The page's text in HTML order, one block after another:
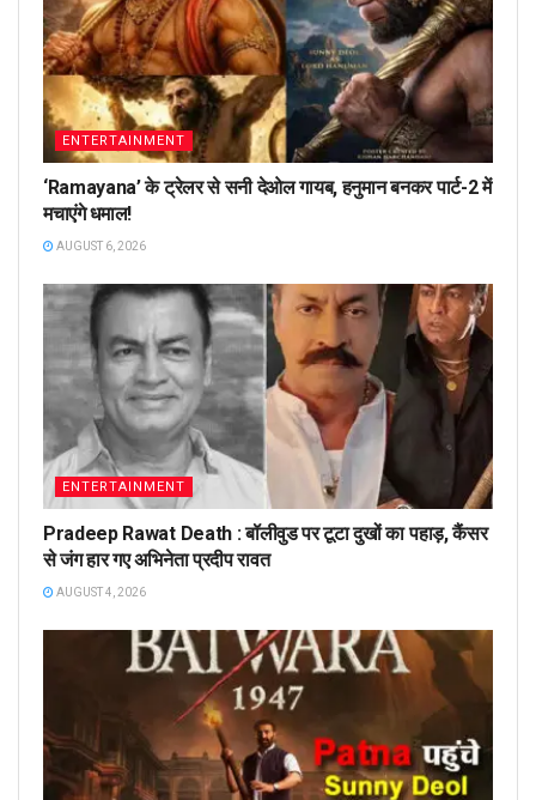
ENTERTAINMENT
‘Ramayana’ के ट्रेलर से सनी देओल गायब, हनुमान बनकर पार्ट-2 में
मचाएंगे धमाल!
AUGUST 6, 2026
ENTERTAINMENT
Pradeep Rawat Death : बॉलीवुड पर टूटा दुखों का पहाड़, कैंसर
से जंग हार गए अभिनेता प्रदीप रावत
AUGUST 4, 2026